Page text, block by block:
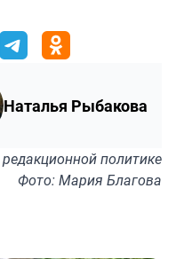
Наталья Рыбакова
редакционной политике
Фото: Мария Благова